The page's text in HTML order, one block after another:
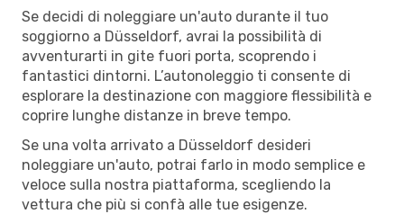
Se decidi di noleggiare un'auto durante il tuo
soggiorno a Düsseldorf, avrai la possibilità di
avventurarti in gite fuori porta, scoprendo i
fantastici dintorni. L’autonoleggio ti consente di
esplorare la destinazione con maggiore flessibilità e
coprire lunghe distanze in breve tempo.
Se una volta arrivato a Düsseldorf desideri
noleggiare un'auto, potrai farlo in modo semplice e
veloce sulla nostra piattaforma, scegliendo la
vettura che più si confà alle tue esigenze.